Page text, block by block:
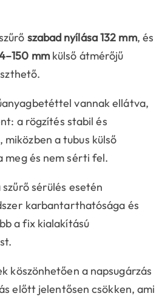
szabad nyílása 132 mm, és
mmkülső átmérőjű
vannak ellátva,
a rögzítés stabil és
a tubus külső
és nem sérti fel.
sérülés esetén
karbantarthatósága és
a fix kialakítású
köszönhetően a napsugárzás
előtt jelentősen csökken, ami